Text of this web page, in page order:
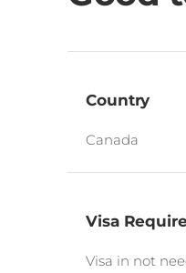
Country
Canada
Visa
Visa in not